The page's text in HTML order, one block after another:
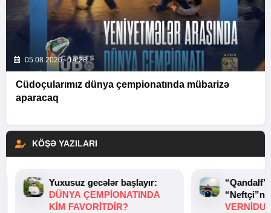
05.08.2026 - 14:28
Cüdoçularımız dünya çempionatında mübarizə
aparacaq
KÖŞƏ YAZILARI
Yuxusuz gecələr başlayır:
DÜNYA ÇEMPIONATINDA
KIM FAVORITDIR?